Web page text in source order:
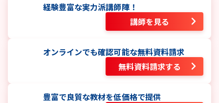
経験豊富な実力派講師陣！
講師を見る
オンラインでも確認可能な無料資料請求
無料資料請求する
豊富で良質な教材を低価格で提供